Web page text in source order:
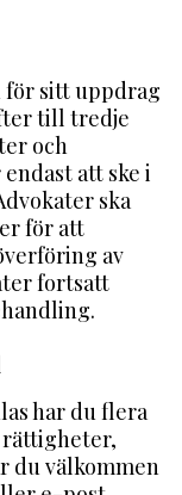
för sitt uppdrag
till tredje
och
att ske i
ska
för att
av
fortsatt
har du flera
du välkommen